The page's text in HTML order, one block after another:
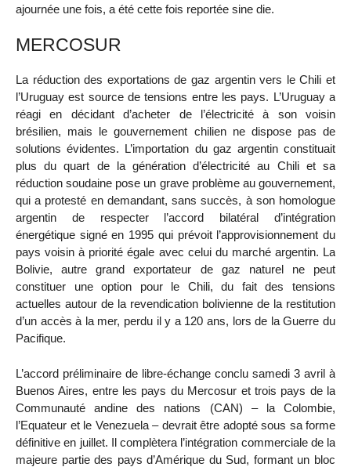
ajournée une fois, a été cette fois reportée sine die.
MERCOSUR
La réduction des exportations de gaz argentin vers le Chili et
l’Uruguay est source de tensions entre les pays. L’Uruguay a
réagi en décidant d’acheter de l’électricité à son voisin
brésilien, mais le gouvernement chilien ne dispose pas de
solutions évidentes. L’importation du gaz argentin constituait
plus du quart de la génération d’électricité au Chili et sa
réduction soudaine pose un grave problème au gouvernement,
qui a protesté en demandant, sans succès, à son homologue
argentin de respecter l’accord bilatéral d’intégration
énergétique signé en 1995 qui prévoit l’approvisionnement du
pays voisin à priorité égale avec celui du marché argentin. La
Bolivie, autre grand exportateur de gaz naturel ne peut
constituer une option pour le Chili, du fait des tensions
actuelles autour de la revendication bolivienne de la restitution
d’un accès à la mer, perdu il y a 120 ans, lors de la Guerre du
Pacifique.
L’accord préliminaire de libre-échange conclu samedi 3 avril à
Buenos Aires, entre les pays du Mercosur et trois pays de la
Communauté andine des nations (CAN) – la Colombie,
l’Equateur et le Venezuela – devrait être adopté sous sa forme
définitive en juillet. Il complètera l’intégration commerciale de la
majeure partie des pays d’Amérique du Sud, formant un bloc